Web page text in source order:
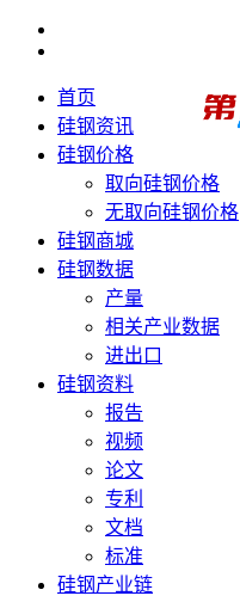
首页
硅钢资讯
硅钢价格
取向硅钢价格
无取向硅钢价格
硅钢商城
硅钢数据
产量
相关产业数据
进出口
硅钢资料
报告
视频
论文
专利
文档
标准
硅钢产业链